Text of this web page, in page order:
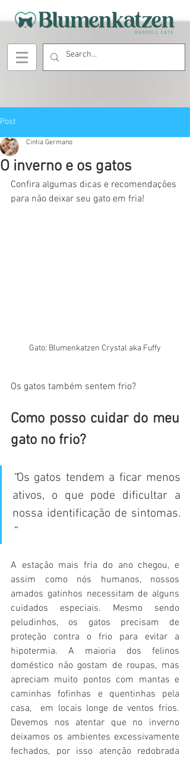
Post
O inverno e os gatos
Cintia Germano
Confira algumas dicas e recomendações
para não deixar seu gato em fria!
Gato: Blumenkatzen Crystal aka Fuffy
Os gatos também sentem frio?
Como posso cuidar do meu
gato no frio?
“Os gatos tendem a ficar menos
ativos, o que pode dificultar a
”
A estação mais fria do ano chegou, e
assim como nós humanos, nossos
amados gatinhos necessitam de alguns
cuidados especiais. Mesmo sendo
peludinhos, os gatos precisam de
proteção contra o frio para evitar a
hipotermia. A maioria dos felinos
doméstico não gostam de roupas, mas
apreciam muito pontos com mantas e
caminhas fofinhas e quentinhas pela
casa,  em locais longe de ventos frios.
Devemos nos atentar que no inverno
deixamos os ambientes excessivamente
fechados, por isso atenção redobrada